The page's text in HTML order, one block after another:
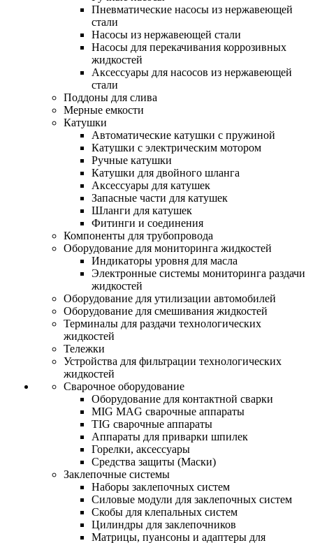
Пневматические насосы из нержавеющей
стали
Насосы из нержавеющей стали
Насосы для перекачивания коррозивных
жидкостей
Аксессуары для насосов из нержавеющей
стали
Поддоны для слива
Мерные емкости
Катушки
Автоматические катушки с пружиной
Катушки с электрическим мотором
Ручные катушки
Катушки для двойного шланга
Аксессуары для катушек
Запасные части для катушек
Шланги для катушек
Фитинги и соединения
Компоненты для трубопровода
Оборудование для мониторинга жидкостей
Индикаторы уровня для масла
Электронные системы мониторинга раздачи
жидкостей
Оборудование для утилизации автомобилей
Оборудование для смешивания жидкостей
Терминалы для раздачи технологических
жидкостей
Тележки
Устройства для фильтрации технологических
жидкостей
Сварочное оборудование
Оборудование для контактной сварки
MIG MAG сварочные аппараты
TIG сварочные аппараты
Аппараты для приварки шпилек
Горелки, аксессуары
Средства защиты (Маски)
Заклепочные системы
Наборы заклепочных систем
Силовые модули для заклепочных систем
Скобы для клепальных систем
Цилиндры для заклепочников
Матрицы, пуансоны и адаптеры для